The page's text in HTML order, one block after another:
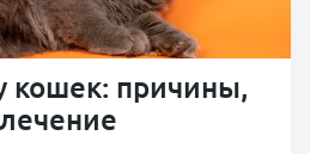
кошек: причины,